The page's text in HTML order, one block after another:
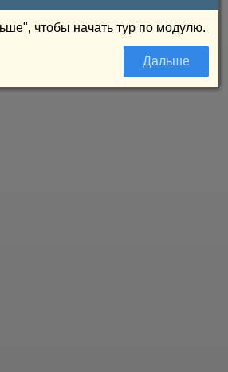
чтобы начать тур по модулю.
Дальше